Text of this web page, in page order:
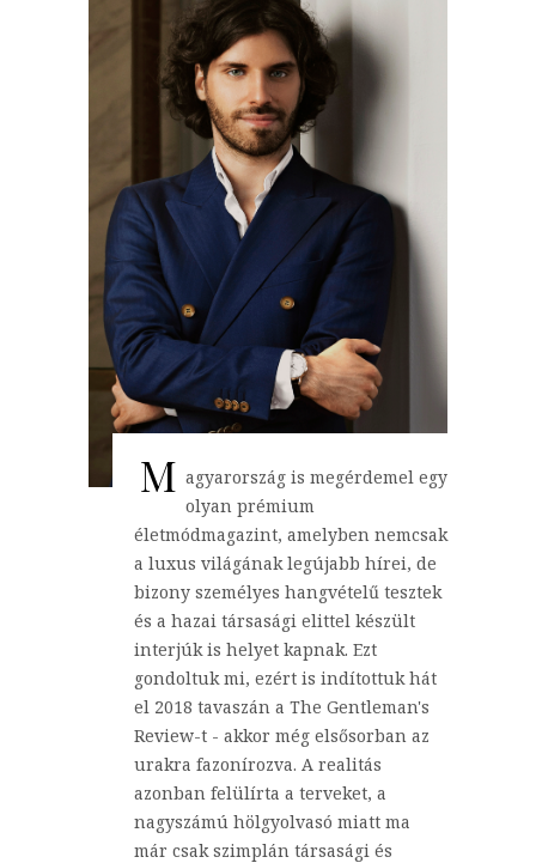
M agyarország is megérdemel egy
olyan prémium
életmódmagazint, amelyben nemcsak
a luxus világának legújabb hírei, de
bizony személyes hangvételű tesztek
és a hazai társasági elittel készült
interjúk is helyet kapnak. Ezt
gondoltuk mi, ezért is indítottuk hát
el 2018 tavaszán a The Gentleman's
Review-t - akkor még elsősorban az
urakra fazonírozva. A realitás
azonban felülírta a terveket, a
nagyszámú hölgyolvasó miatt ma
már csak szimplán társasági és